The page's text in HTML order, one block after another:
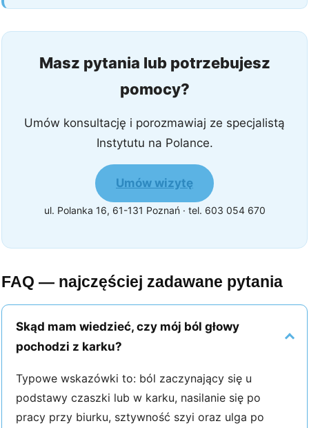
Masz pytania lub potrzebujesz
pomocy?
Umów konsultację i porozmawiaj ze specjalistą
Instytutu na Polance.
Umów wizytę
ul. Polanka 16, 61-131 Poznań · tel. 603 054 670
FAQ — najczęściej zadawane pytania
Skąd mam wiedzieć, czy mój ból głowy
pochodzi z karku?
Typowe wskazówki to: ból zaczynający się u
podstawy czaszki lub w karku, nasilanie się po
pracy przy biurku, sztywność szyi oraz ulga po